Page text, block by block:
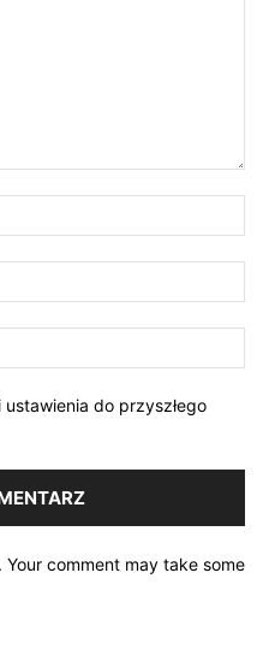
do przyszłego
comment may take some